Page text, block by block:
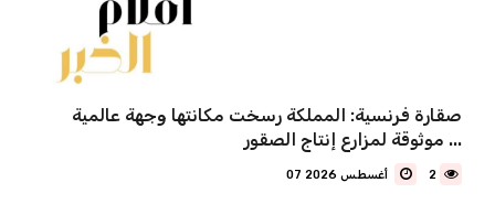
صقارة فرنسية: المملكة رسخت مكانتها وجهة عالمية
موثوقة لمزارع إنتاج الصقور ...
2